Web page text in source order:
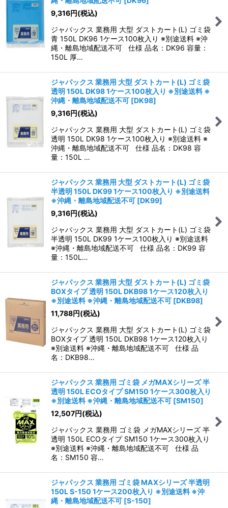
9,316円(税込)
ジャパックス 業務用 大型 ダストカート(L) ゴミ袋
青 150L DK96 1ケース100枚入り ※別途送料 ※沖
縄・離島地域配送不可 仕様 品名：DK96 容量：
150L 厚…
ジャパックス 業務用 大型 ダストカート(L) ゴミ袋
透明 150L DK98 1ケース100枚入り ※別途送料 ※
沖縄・離島地域配送不可 [DK98]
9,316円(税込)
ジャパックス 業務用 大型 ダストカート(L) ゴミ袋
透明 150L DK98 1ケース100枚入り ※別途送料 ※
沖縄・離島地域配送不可 仕様 品名：DK98 容
量：150L …
ジャパックス 業務用 大型 ダストカート(L) ゴミ袋
半透明 150L DK99 1ケース100枚入り ※別途送料
※沖縄・離島地域配送不可 [DK99]
9,316円(税込)
ジャパックス 業務用 大型 ダストカート(L) ゴミ袋
半透明 150L DK99 1ケース100枚入り ※別途送料
※沖縄・離島地域配送不可 仕様 品名：DK99 容
量：150L…
ジャパックス 業務用 大型 ダストカート(L) ゴミ袋
BOXタイプ 透明 150L DKB98 1ケース120枚入り
※別途送料 ※沖縄・離島地域配送不可 [DKB98]
11,788円(税込)
ジャパックス 業務用 大型 ダストカート(L) ゴミ袋
BOXタイプ 透明 150L DKB98 1ケース120枚入り
※別途送料 ※沖縄・離島地域配送不可 仕様 品
名：DKB98…
ジャパックス 業務用 ゴミ袋 メガMAXシリーズ 半
透明 150L ECOタイプ SM150 1ケース300枚入り
※別途送料 ※沖縄・離島地域配送不可 [SM150]
12,507円(税込)
ジャパックス 業務用 ゴミ袋 メガMAXシリーズ 半
透明 150L ECOタイプ SM150 1ケース300枚入り
※別途送料 ※沖縄・離島地域配送不可 仕様 品
名：SM150 容…
ジャパックス 業務用 ゴミ袋 MAXシリーズ 半透明
150L S-150 1ケース200枚入り ※別途送料 ※沖
縄・離島地域配送不可 [S-150]